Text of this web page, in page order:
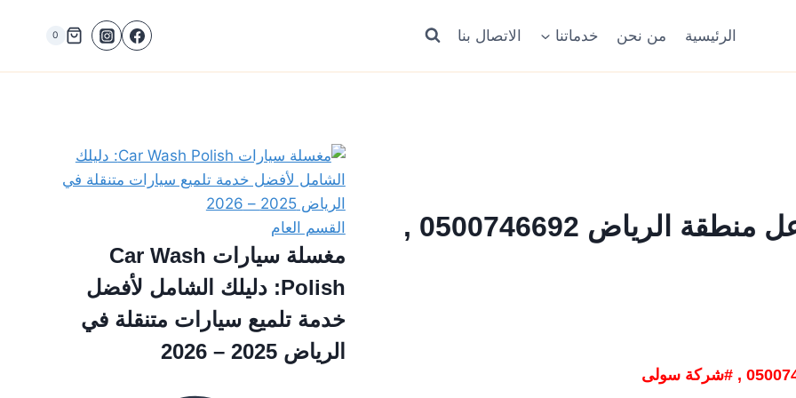
الرئيسية من نحن خدماتنا الاتصال بنا 0
تلميع السيارات المتنقل المشاعل منطقة الرياض 0500746692 , القسم العام
مغسلة سيارات Car Wash
Polish: دليلك الشامل لأفضل
خدمة تلميع سيارات متنقلة في
الرياض 2025 – 2026